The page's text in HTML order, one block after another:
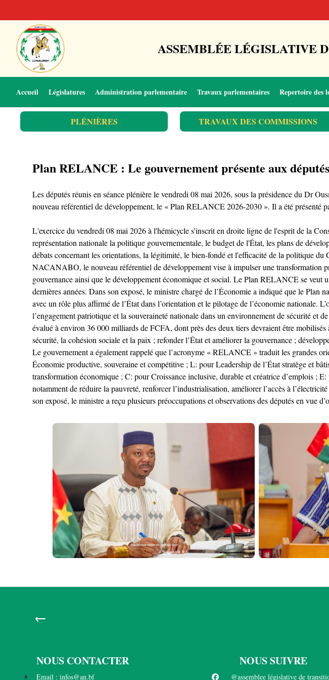
ASSEMBLÉE LÉGISLATIVE
Accueil Législatures Administration parlementaire Travaux parlementaires Repertoire des
PLÉNIÈRES TRAVAUX DES COMMISSIONS
Plan RELANCE : Le gouvernement présente aux
Les députés réunis en séance plénière le vendredi 08 mai 2026, sous la présidence du Dr
nouveau référentiel de développement, le « Plan RELANCE 2026-2030 ». Il a été
L'exercice du vendredi 08 mai 2026 à l'hémicycle s'inscrit en droite ligne de l'esprit de la
représentation nationale la politique gouvernementale, le budget de l'État, les plans de
débats concernant les orientations, la légitimité, le bien-fondé et l'efficacité de la politique
NACANABO, le nouveau référentiel de développement vise à impulser une transformation
gouvernance ainsi que le développement économique et social. Le Plan RELANCE se veut
dernières années. Dans son exposé, le ministre chargé de l’Économie a indiqué que le
avec un rôle plus affirmé de l’État dans l’orientation et le pilotage de l’économie nationale.
l’engagement patriotique et la souveraineté nationale dans un environnement de sécurité
évalué à environ 36 000 milliards de FCFA, dont près des deux tiers devraient être
sécurité, la cohésion sociale et la paix ; refonder l’État et améliorer la gouvernance ;
Le gouvernement a également rappelé que l’acronyme « RELANCE » traduit les grandes
Économie productive, souveraine et compétitive ; L: pour Leadership de l’État stratège et
transformation économique ; C: pour Croissance inclusive, durable et créatrice d’emplois ;
notamment de réduire la pauvreté, renforcer l’industrialisation, améliorer l’accès à
son exposé, le ministre a reçu plusieurs préoccupations et observations des députés en vue
←
NOUS CONTACTER
Email : infos@an.bf
NOUS SUIVRE
@assemblee législative de